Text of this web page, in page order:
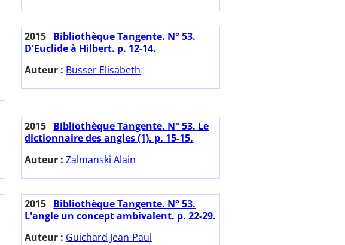
2015 Bibliothèque Tangente. N° 53.
D'Euclide à Hilbert. p. 12-14.
Auteur : Busser Elisabeth
2015 Bibliothèque Tangente. N° 53. Le
dictionnaire des angles (1). p. 15-15.
Auteur :Zalmanski Alain
2015 Bibliothèque Tangente. N° 53.
L'angle un concept ambivalent. p. 22-29.
Auteur : Guichard Jean-Paul